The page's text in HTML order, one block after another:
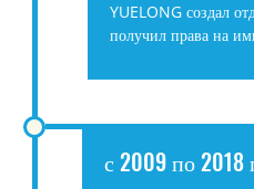
YUELONG создал
получил права на
с 2009 по 2018